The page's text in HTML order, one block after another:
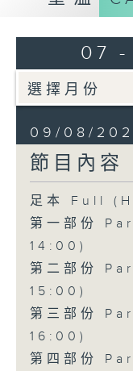
07 -
09/08/
節目內容
足本 Full
第一部份
14:00)
第二部份
15:00)
第三部份
16:00)
第四部份